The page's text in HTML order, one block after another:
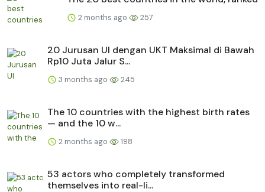
2 months ago 257
20 Jurusan UI dengan UKT Maksimal di Bawah
Rp10 Juta Jalur S...
3 months ago 245
The 10 countries with the highest birth rates
— and the 10 w...
2 months ago 198
53 actors who completely transformed
themselves into real-li...